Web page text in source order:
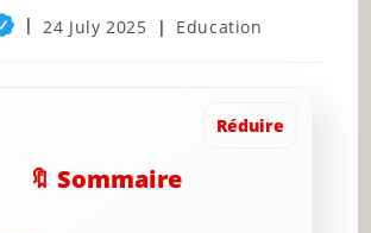
Post
24 July 2025
Post
Education
Réduire
🔖 Sommaire